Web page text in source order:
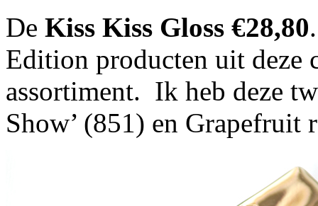
De Kiss Kiss Gloss €28,80
Edition producten uit deze
assortiment. Ik heb deze
Show’ (851) en Grapefruit